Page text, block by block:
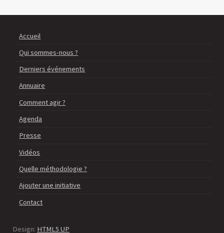
Accueil
Qui sommes-nous ?
Derniers événements
Annuaire
Comment agir ?
Agenda
Presse
Vidéos
Quelle méthodologie ?
Ajouter une initiative
Contact
Design: HTML5 UP